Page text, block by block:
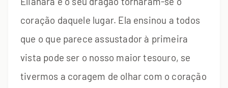
coração daquele lugar. Ela ensinou a todos
que o que parece assustador à primeira
vista pode ser o nosso maior tesouro, se
tivermos a coragem de olhar com o coração